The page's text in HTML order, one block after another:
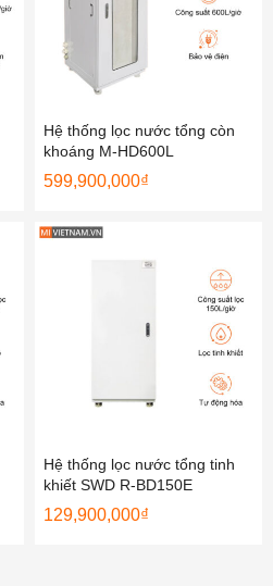
Hệ thống lọc nước tổng còn
khoáng M-HD600L
599,900,000₫
Hệ thống lọc nước tổng tinh
khiết SWD R-BD150E
129,900,000₫